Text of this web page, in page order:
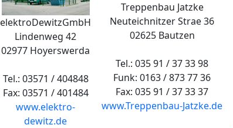
elektroDewitzGmbH
Lindenweg 42
02977 Hoyerswerda
Tel.: 03571 / 404848
Fax: 03571 / 401484
www.elektro-
dewitz.de
Treppenbau Jatzke
Neuteichnitzer Strae 36
02625 Bautzen
Tel.: 035 91 / 37 33 98
Funk: 0163 / 873 77 36
Fax: 035 91 / 37 33 37
www.Treppenbau-Jatzke.de